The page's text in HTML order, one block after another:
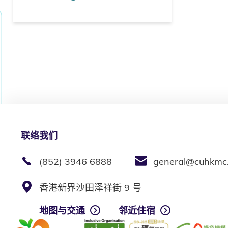
联络我们
(852) 3946 6888
香港新界沙田泽祥街 9 号
地图与交通
邻近住宿